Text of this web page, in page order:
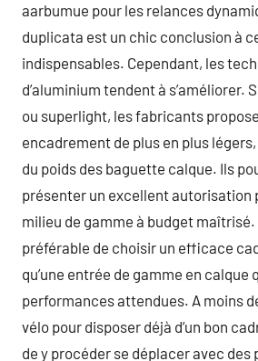
aarbumue pour les relances
duplicata est un chic conclusion à
indispensables. Cependant, les
d’aluminium tendent à s’améliorer.
ou superlight, les fabricants
encadrement de plus en plus
du poids des baguette calque. Ils
présenter un excellent autorisation
milieu de gamme à budget
préférable de choisir un efficace
qu’une entrée de gamme en calque
performances attendues. A moins
vélo pour disposer déjà d’un bon
de y procéder se déplacer avec des